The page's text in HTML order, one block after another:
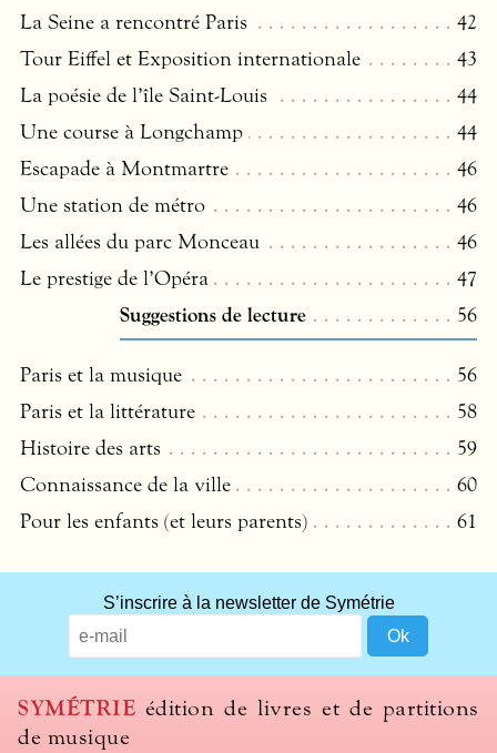
La Seine a rencontré Paris
42
Tour Eiffel et Exposition internationale
43
La poésie de l’île Saint-Louis
44
Une course à Longchamp
44
Escapade à Montmartre
46
Une station de métro
46
Les allées du parc Monceau
46
Le prestige de l’Opéra
47
Suggestions de lecture
56
Paris et la musique
56
Paris et la littérature
58
Histoire des arts
59
Connaissance de la ville
60
Pour les enfants (et leurs parents)
61
we
use
to
name
S’inscrire à la newsletter de Symétrie
SYMÉTRIE édition de livres et de partitions
de musique